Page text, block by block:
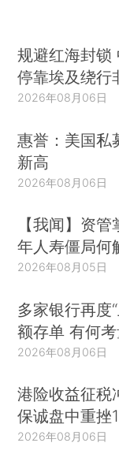
规避红海封锁
停靠埃及绕行
2026年08月06日
惠誉：美国私
新高
2026年08月06日
【我闻】资
年人寿僵局何
2026年08月05日
多家银行再度
额存单 有何考
2026年08月06日
港险收益征税
保诚盘中重挫
2026年08月06日